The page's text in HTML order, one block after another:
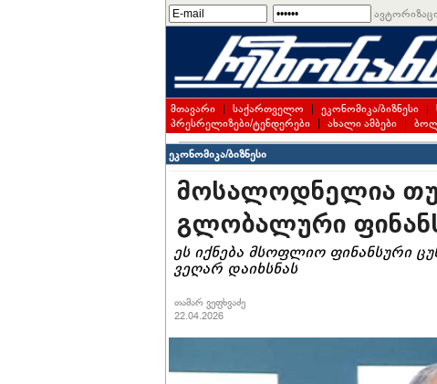
მთავარი | საქართველო | ეკონომიკა/ბიზნესი |
პრესრელიზები/ტენდერები | ახალი ამბები |
ეკონომიკა/ბიზნესი
მოსალოდნელია თუ
გლობალური
ეს იქნება მსოფლიო ფინანსური
ვეღარ დაიხსნას
თამარ ვეფხვაძე
22.04.2026